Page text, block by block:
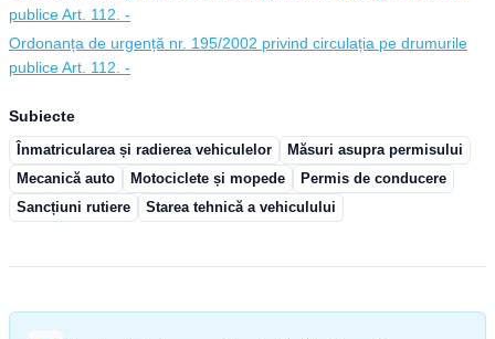
publice Art. 112. -
Ordonanța de urgență nr. 195/2002 privind circulația pe drumurile
publice Art. 112. -
Subiecte
Înmatricularea și radierea vehiculelor
Măsuri asupra permisului
Mecanică auto
Motociclete și mopede
Permis de conducere
Sancțiuni rutiere
Starea tehnică a vehiculului